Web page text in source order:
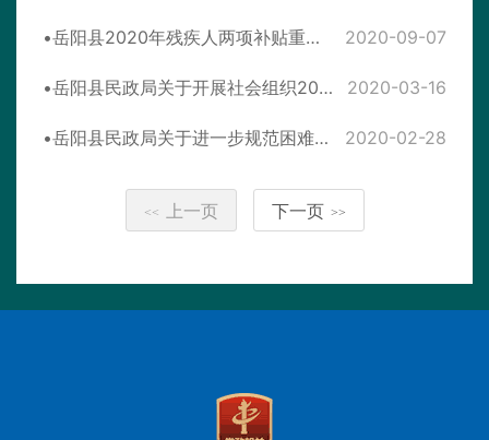
岳阳县2020年残疾人两项补贴重点民生实事项目实施方案 2020-09-07
岳阳县民政局关于开展社会组织2019年度检查工作的通知 2020-03-16
岳阳县民政局关于进一步规范困难群众临时救助工作的通知 2020-02-28
<< 上一页 下一页 >>